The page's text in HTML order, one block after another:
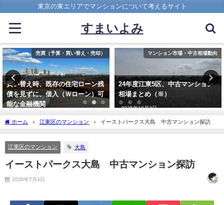
東京の東エリアでマンションについて考えるサイト
すまいよみ
マンション市場・中古相場動向
24年度江東5区、中古マンション
相場まとめ（※）
2025年10月2日
マンションの選び方
10畳のリビングダイニングは広い
か狭いか？LDに必要な広さとは
2018年7月15日
ホーム 江東区のマンション イーストパークス大島 中古マンション探訪
江東区のマンション 大島
イーストパークス大島 中古マンション探訪
2026年7月4日